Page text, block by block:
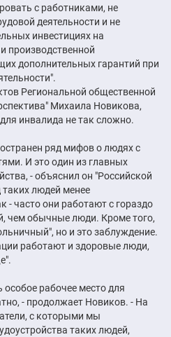
с работниками, не
деятельности и не
инвестициях на
производственной
дополнительных гарантий при
Региональной общественной
Михаила Новикова,
инвалида не так сложно.
ряд мифов о людях с
И это один из главных
- объяснил он "Российской
таких людей менее
- часто они работают с гораздо
чем обычные люди. Кроме того,
но и это заблуждение.
работают и здоровые люди,
рабочее место для
- продолжает Новиков. - На
с которыми мы
таких людей,